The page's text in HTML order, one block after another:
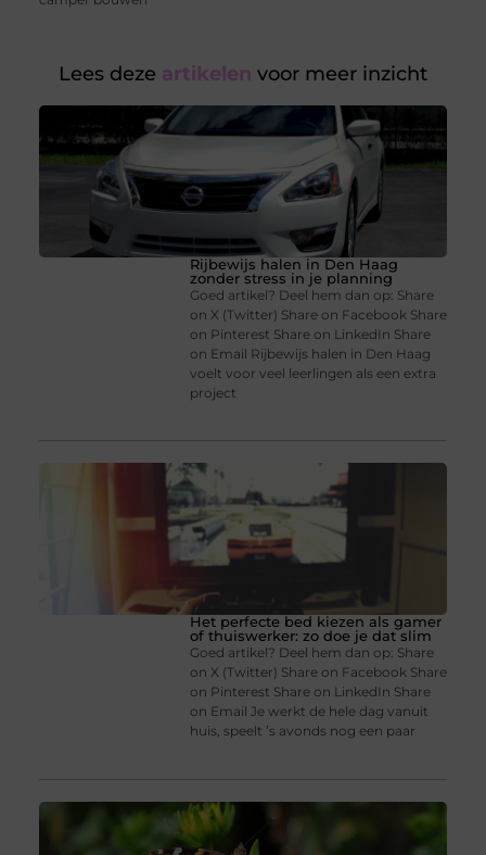
Lees deze artikelen voor meer inzicht
Rijbewijs halen in Den Haag
zonder stress in je planning
Goed artikel? Deel hem dan op: Share
on X (Twitter) Share on Facebook Share
on Pinterest Share on LinkedIn Share
on Email Rijbewijs halen in Den Haag
voelt voor veel leerlingen als een extra
project
Het perfecte bed kiezen als gamer
of thuiswerker: zo doe je dat slim
Goed artikel? Deel hem dan op: Share
on X (Twitter) Share on Facebook Share
on Pinterest Share on LinkedIn Share
on Email Je werkt de hele dag vanuit
huis, speelt ’s avonds nog een paar